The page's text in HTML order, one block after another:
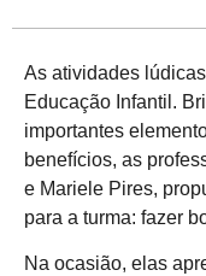
As atividades
Educação Infantil.
importantes
benefícios, as
e Mariele Pires,
para a turma: fazer
Na ocasião, elas